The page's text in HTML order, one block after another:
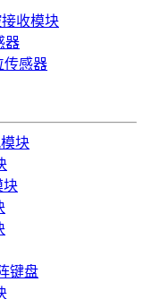
收模块
器
传感器
块
块
键盘